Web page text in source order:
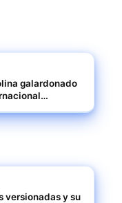
galardonado
versionadas y su